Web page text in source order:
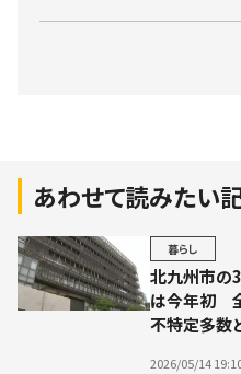
あわせて読みたい
暮らし
北九州市の
は今年初
不特定多数
2026/05/14